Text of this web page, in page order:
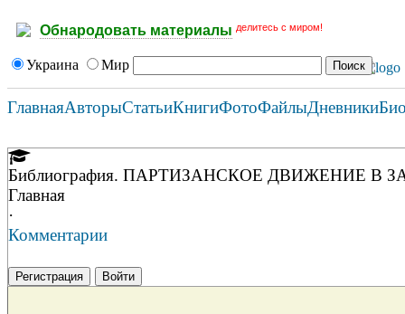
Обнародовать материалы делитесь с миром!
Украина Мир
ГлавнаяАвторыСтатьиКнигиФотоФайлыДневники
Библиография. ПАРТИЗАНСКОЕ ДВИЖЕНИЕ В
Главная
·
Комментарии
Регистрация Войти